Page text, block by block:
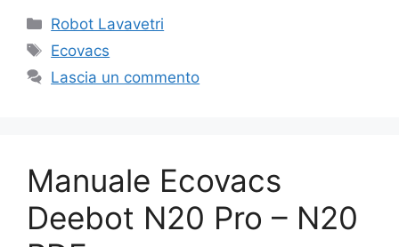
Categorie
Robot Lavavetri
Tag
Ecovacs
Lascia un commento
Manuale Ecovacs
Deebot N20 Pro – N20